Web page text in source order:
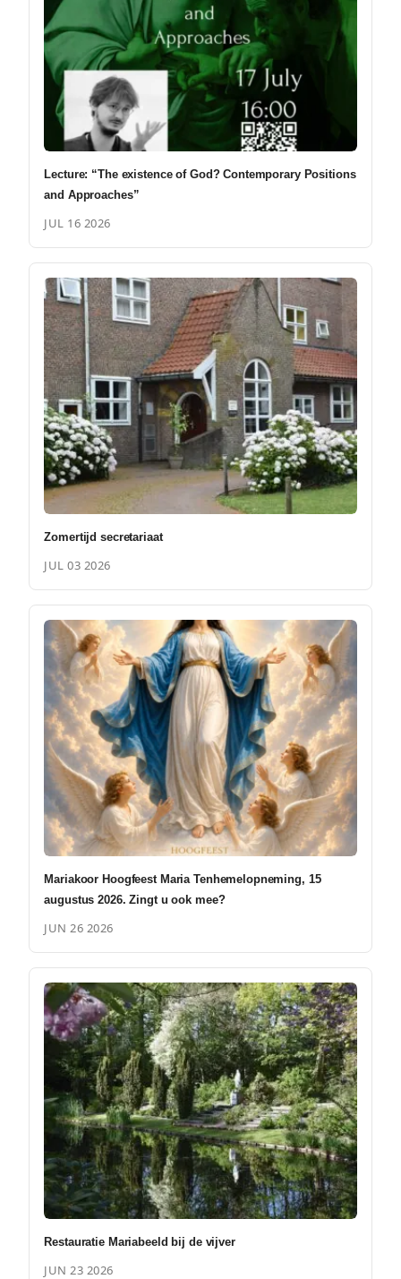
Lecture: “The existence of God? Contemporary Positions
and Approaches”
JUL 16 2026
Zomertijd secretariaat
JUL 03 2026
Mariakoor Hoogfeest Maria Tenhemelopneming, 15
augustus 2026. Zingt u ook mee?
JUN 26 2026
Restauratie Mariabeeld bij de vijver
JUN 23 2026